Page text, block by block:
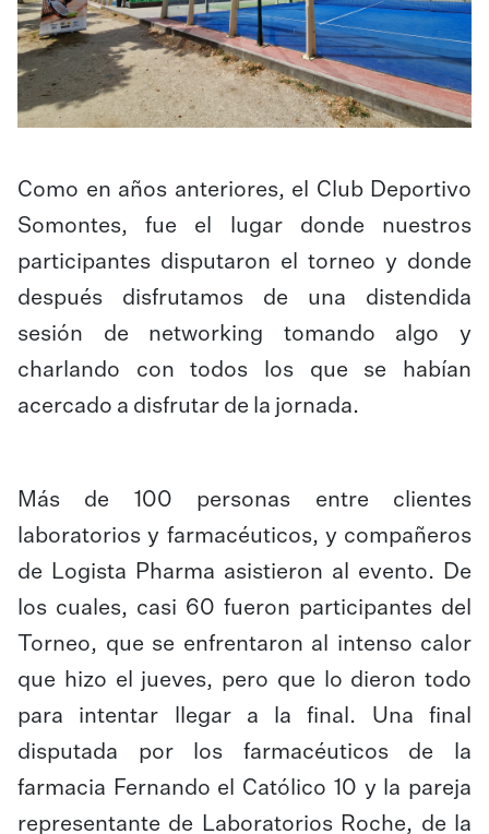
Como en años anteriores, el Club Deportivo
Somontes, fue el lugar donde nuestros
participantes disputaron el torneo y donde
después disfrutamos de una distendida
sesión de networking tomando algo y
charlando con todos los que se habían
acercado a disfrutar de la jornada.
Más de 100 personas entre clientes
laboratorios y farmacéuticos, y compañeros
de Logista Pharma asistieron al evento. De
los cuales, casi 60 fueron participantes del
Torneo, que se enfrentaron al intenso calor
que hizo el jueves, pero que lo dieron todo
para intentar llegar a la final. Una final
disputada por los farmacéuticos de la
farmacia Fernando el Católico 10 y la pareja
representante de Laboratorios Roche, de la